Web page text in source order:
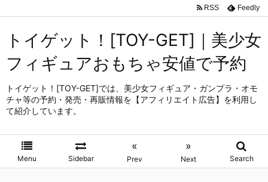
トイゲット！[TOY-GET]｜美少女
フィギュアおもちゃ安値で予約
トイゲット！[TOY-GET]では、美少女フィギュア・ガンプラ・オモ
チャ等の予約・発売・再販情報を【アフィリエイト広告】を利用し
て紹介しています。
Menu Sidebar
«
Prev
»
Next Search
RSS Feedly